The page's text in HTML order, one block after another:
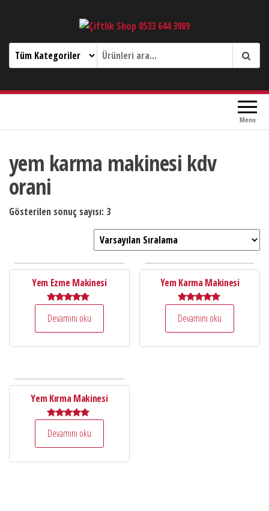
Çiftlik Shop 0533 644 3989
Menu
yem karma makinesi kdv
orani
Gösterilen sonuç sayısı: 3
Yem Ezme Makinesi
5.00
oy aldı
Devamını oku
Yem Karma Makinesi
5.00
oy aldı
Devamını oku
Yem Kırma Makinesi
5.00
Devamını oku